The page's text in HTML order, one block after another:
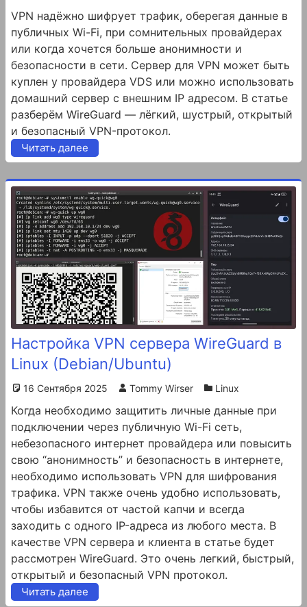
VPN надёжно шифрует трафик, оберегая данные в
публичных Wi-Fi, при сомнительных провайдерах
или когда хочется больше анонимности и
безопасности в сети. Сервер для VPN может быть
куплен у провайдера VDS или можно использовать
домашний сервер с внешним IP адресом. В статье
разберём WireGuard — лёгкий, шустрый, открытый
и безопасный VPN-протокол.
Читать далее
Настройка VPN сервера WireGuard в
Linux (Debian/Ubuntu)
16 Сентября 2025 Tommy Wirser Linux
Когда необходимо защитить личные данные при
подключении через публичную Wi-Fi сеть,
небезопасного интернет провайдера или повысить
свою “анонимность” и безопасность в интернете,
необходимо использовать VPN для шифрования
трафика. VPN также очень удобно использовать,
чтобы избавится от частой капчи и всегда
заходить с одного IP-адреса из любого места. В
качестве VPN сервера и клиента в статье будет
рассмотрен WireGuard. Это очень легкий, быстрый,
открытый и безопасный VPN протокол.
Читать далее